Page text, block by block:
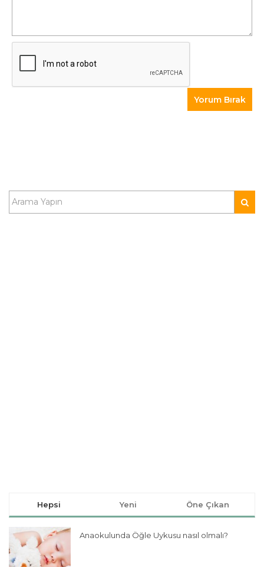
Hepsi Yeni Öne Çıkan
Anaokulunda Öğle Uykusu nasıl olmalı?